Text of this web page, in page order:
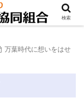
万葉時代に想いをはせ
検索